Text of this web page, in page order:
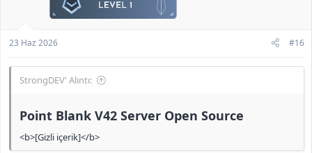
23 Haz 2026 #16
StrongDEV' Alıntı:
Point Blank V42 Server Open Source​
<b>[Gizli içerik]</b>